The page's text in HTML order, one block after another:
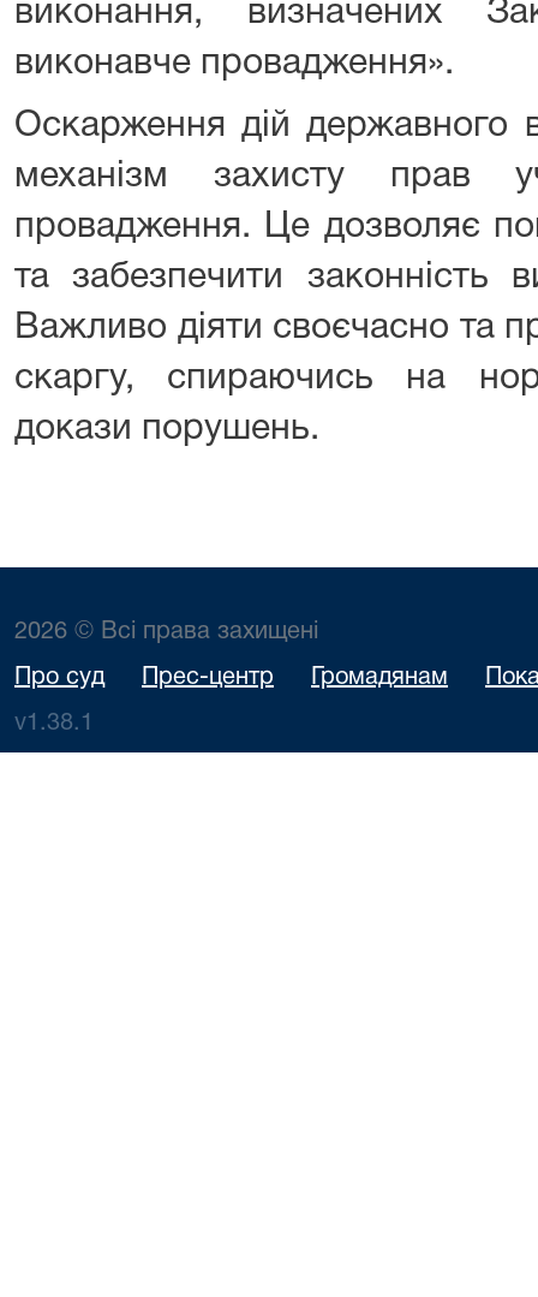
виконання, визначених
виконавче провадження».
Оскарження дій
механізм захисту прав
провадження. Це дозволяє
та забезпечити законність
Важливо діяти своєчасно та
скаргу, спираючись на
докази порушень.
2026 © Всі права захищені
Про суд Прес-центр Громадянам
v1.38.1